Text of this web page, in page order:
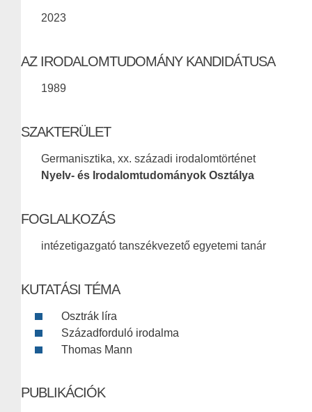
2023
AZ IRODALOMTUDOMÁNY KANDIDÁTUSA
1989
SZAKTERÜLET
Germanisztika, xx. századi irodalomtörténet
Nyelv- és Irodalomtudományok Osztálya
FOGLALKOZÁS
intézetigazgató tanszékvezető egyetemi tanár
KUTATÁSI TÉMA
Osztrák líra
Századforduló irodalma
Thomas Mann
PUBLIKÁCIÓK